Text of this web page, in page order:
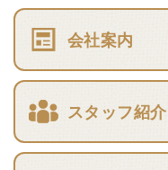
会社案内
スタッフ紹介